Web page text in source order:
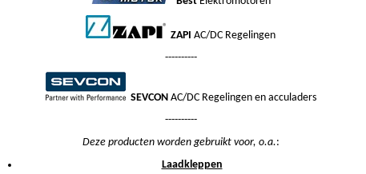
ZAPI AC/DC Regelingen
----------
SEVCONAC/DC Regelingen en acculaders
----------
Deze producten worden gebruikt voor, o.a.:
Laadkleppen